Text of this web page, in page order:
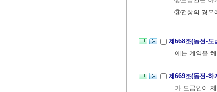
③전항의 경우
제668조(동전-
에는 계약을
제669조(동전-
가 도급인이